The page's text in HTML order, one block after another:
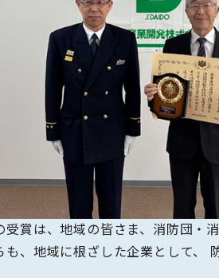
賞は、地域の皆さま、消防団・
も、地域に根ざした企業として、